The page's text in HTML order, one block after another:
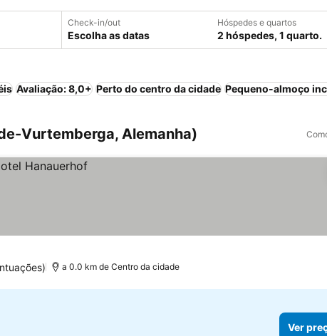
Check-in/out
Escolha as datas
Hóspedes e quartos
2 hóspedes, 1 quarto.
Avaliação: 8,0+ Perto do centro da cidade Pequeno-almoço
Vurtemberga, Alemanha)
a 0.0 km de Centro da cidade
Ver